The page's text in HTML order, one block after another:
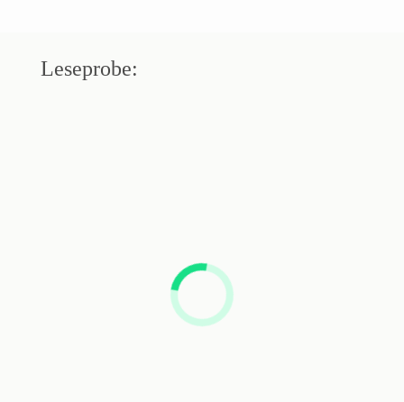
Leseprobe: